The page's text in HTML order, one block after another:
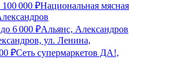
100 000 ₽Национальная мясная
до 6 000 ₽Альянс, Александров
ул. Ленина,
₽Сеть супермаркетов ДА!,